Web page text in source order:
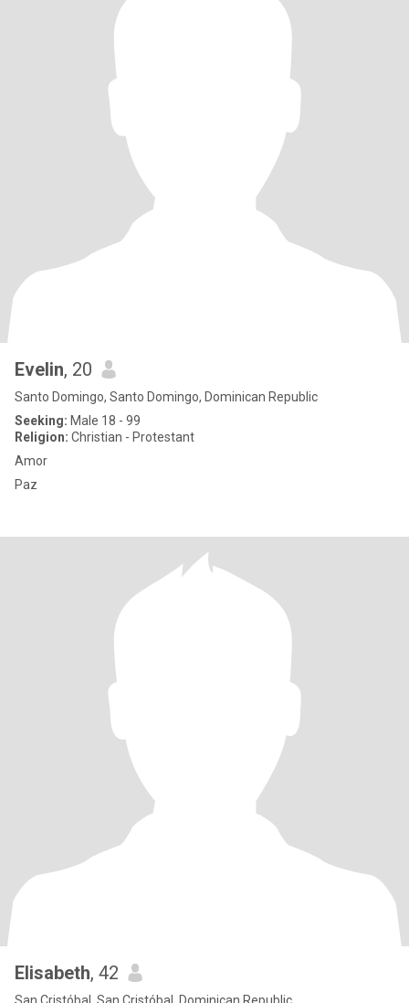
Evelin, 20
Santo Domingo, Santo Domingo, Dominican Republic
Seeking: Male 18 - 99
Religion: Christian - Protestant
Amor
Paz
Elisabeth, 42